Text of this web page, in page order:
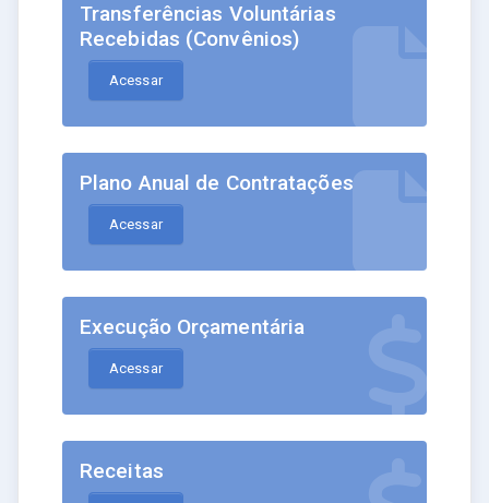
Transferências Voluntárias
Recebidas (Convênios)
Acessar
Plano Anual de Contratações
Acessar
Execução Orçamentária
Acessar
Receitas